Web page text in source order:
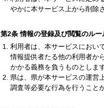
やかに本サービス上から削除
第2条 情報の登録及び閲覧のルー
利用者は、本サービスにおい
情報提供者たる他の利用者か
かかる義務を負うものとします
県は、県が本サービスの運営
調査等必要な行為を行うこと